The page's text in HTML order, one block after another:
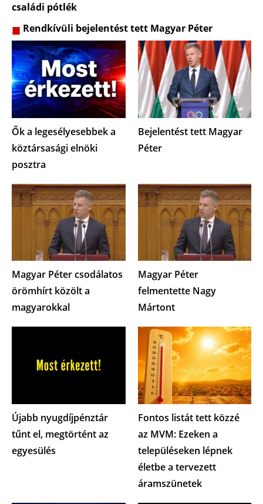
családi pótlék
Rendkívüli bejelentést tett Magyar Péter
Ők a legesélyesebbek a
köztársasági elnöki
posztra
Bejelentést tett Magyar
Péter
Magyar Péter csodálatos
örömhírt közölt a
magyarokkal
Magyar Péter
felmentette Nagy
Mártont
Újabb nyugdíjpénztár
tűnt el, megtörtént az
egyesülés
Fontos listát tett közzé
az MVM: Ezeken a
településeken lépnek
életbe a tervezett
áramszünetek